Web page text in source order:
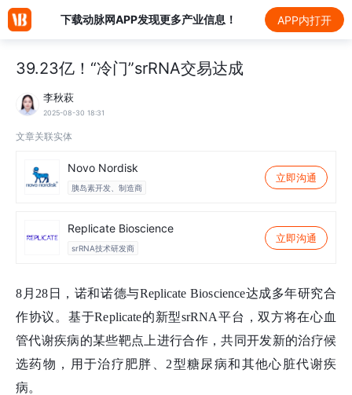
下载动脉网APP发现更多产业信息！ APP内打开
39.23亿！“冷门”srRNA交易达成
李秋萩
2025-08-30 18:31
文章关联实体
Novo Nordisk
胰岛素开发、制造商
立即沟通
Replicate Bioscience
srRNA技术研发商
立即沟通
8月28日，诺和诺德与Replicate Bioscience达成多年研究合
作协议。基于Replicate的新型srRNA平台，双方将在心血
管代谢疾病的某些靶点上进行合作，共同开发新的治疗候
选药物，用于治疗肥胖、2型糖尿病和其他心脏代谢疾
病。